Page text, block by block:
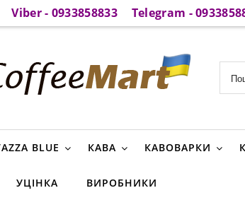
Viber - 0933858833 Telegram -
BLUE КАВА КАВОВАРКИ
УЦІНКА ВИРОБНИКИ